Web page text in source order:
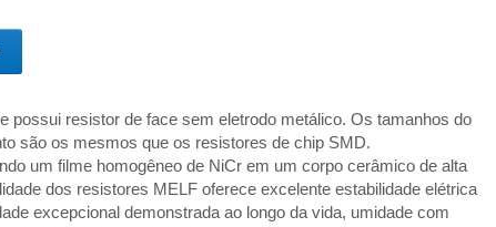
possui resistor de face sem eletrodo metálico. Os tamanhos do
são os mesmos que os resistores de chip SMD.
um filme homogêneo de NiCr em um corpo cerâmico de alta
dos resistores MELF oferece excelente estabilidade elétrica
excepcional demonstrada ao longo da vida, umidade com